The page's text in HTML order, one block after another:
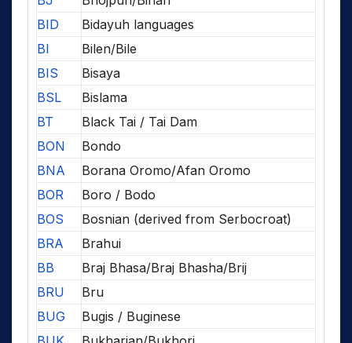
BID
Bidayuh languages
BI
Bilen/Bile
BIS
Bisaya
BSL
Bislama
BT
Black Tai / Tai Dam
BON
Bondo
BNA
Borana Oromo/Afan Oromo
BOR
Boro / Bodo
BOS
Bosnian (derived from Serbocroat)
BRA
Brahui
BB
Braj Bhasa/Braj Bhasha/Brij
BRU
Bru
BUG
Bugis / Buginese